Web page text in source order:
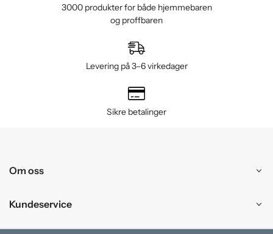
3000 produkter for både hjemmebaren
og proffbaren
Levering på 3–6 virkedager
Sikre betalinger
Om oss
Kundeservice